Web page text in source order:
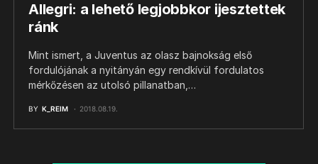
Allegri: a lehető legjobbkor ijesztettek
ránk
Mint ismert, a Juventus az olasz bajnokság első
fordulójának a nyitányán egy rendkívül fordulatos
mérkőzésen az utolsó pillanatban,…
BY K_REIM 2018.08.19.